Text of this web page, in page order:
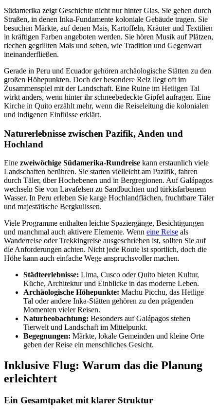
Südamerika zeigt Geschichte nicht nur hinter Glas. Sie gehen durch
Straßen, in denen Inka-Fundamente koloniale Gebäude tragen. Sie
besuchen Märkte, auf denen Mais, Kartoffeln, Kräuter und Textilien
in kräftigen Farben angeboten werden. Sie hören Musik auf Plätzen,
riechen gegrillten Mais und sehen, wie Tradition und Gegenwart
ineinanderfließen.
Gerade in Peru und Ecuador gehören archäologische Stätten zu den
großen Höhepunkten. Doch der besondere Reiz liegt oft im
Zusammenspiel mit der Landschaft. Eine Ruine im Heiligen Tal
wirkt anders, wenn hinter ihr schneebedeckte Gipfel aufragen. Eine
Kirche in Quito erzählt mehr, wenn die Reiseleitung die kolonialen
und indigenen Einflüsse erklärt.
Naturerlebnisse zwischen Pazifik, Anden und
Hochland
Eine zweiwöchige Südamerika-Rundreise kann erstaunlich viele
Landschaften berühren. Sie starten vielleicht am Pazifik, fahren
durch Täler, über Hochebenen und in Bergregionen. Auf Galápagos
wechseln Sie von Lavafelsen zu Sandbuchten und türkisfarbenem
Wasser. In Peru erleben Sie karge Hochlandflächen, fruchtbare Täler
und majestätische Bergkulissen.
Viele Programme enthalten leichte Spaziergänge, Besichtigungen
und manchmal auch aktivere Elemente. Wenn eine Reise als
Wanderreise oder Trekkingreise ausgeschrieben ist, sollten Sie auf
die Anforderungen achten. Nicht jede Route ist sportlich, doch die
Höhe kann auch einfache Wege anspruchsvoller machen.
Städteerlebnisse: Lima, Cusco oder Quito bieten Kultur,
Küche, Architektur und Einblicke in das moderne Leben.
Archäologische Höhepunkte: Machu Picchu, das Heilige
Tal oder andere Inka-Stätten gehören zu den prägenden
Momenten vieler Reisen.
Naturbeobachtung: Besonders auf Galápagos stehen
Tierwelt und Landschaft im Mittelpunkt.
Begegnungen: Märkte, lokale Gemeinden und kleine Orte
geben der Reise ein menschliches Gesicht.
Inklusive Flug: Warum das die Planung
erleichtert
Ein Gesamtpaket mit klarer Struktur